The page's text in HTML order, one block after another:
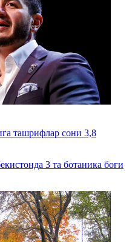
ташрифлар сони 3,8
3 та ботаника боғи